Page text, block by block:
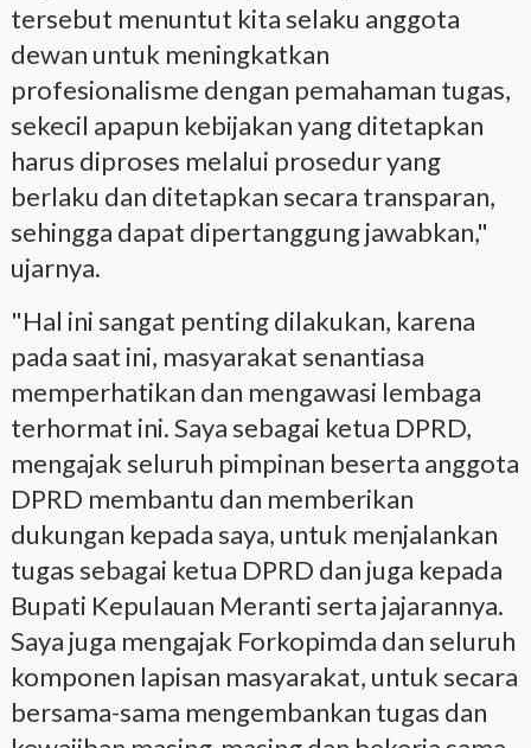
tersebut menuntut kita selaku anggota
dewan untuk meningkatkan
profesionalisme dengan pemahaman tugas,
sekecil apapun kebijakan yang ditetapkan
harus diproses melalui prosedur yang
berlaku dan ditetapkan secara transparan,
sehingga dapat dipertanggung jawabkan,"
ujarnya.
"Hal ini sangat penting dilakukan, karena
pada saat ini, masyarakat senantiasa
memperhatikan dan mengawasi lembaga
terhormat ini. Saya sebagai ketua DPRD,
mengajak seluruh pimpinan beserta anggota
DPRD membantu dan memberikan
dukungan kepada saya, untuk menjalankan
tugas sebagai ketua DPRD dan juga kepada
Bupati Kepulauan Meranti serta jajarannya.
Saya juga mengajak Forkopimda dan seluruh
komponen lapisan masyarakat, untuk secara
bersama-sama mengembankan tugas dan